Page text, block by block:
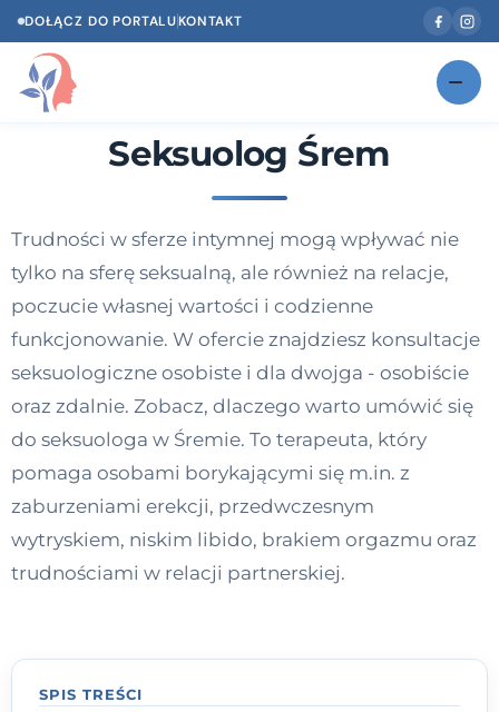
DOŁĄCZ DO PORTALUKONTAKT
Znajdź swojego specjalistę NOWOŚĆ
Według specjalizacji
Diagnozy psychologiczne
Testy psychologiczne
Dawka wiedzy
Dla specjalistów
Kontakt
Seksuolog Śrem
Trudności w sferze intymnej mogą wpływać nie
tylko na sferę seksualną, ale również na relacje,
poczucie własnej wartości i codzienne
funkcjonowanie. W ofercie znajdziesz konsultacje
seksuologiczne osobiste i dla dwojga - osobiście
oraz zdalnie. Zobacz, dlaczego warto umówić się
do seksuologa w Śremie. To terapeuta, który
pomaga osobami borykającymi się m.in. z
zaburzeniami erekcji, przedwczesnym
wytryskiem, niskim libido, brakiem orgazmu oraz
trudnościami w relacji partnerskiej.
SPIS TREŚCI